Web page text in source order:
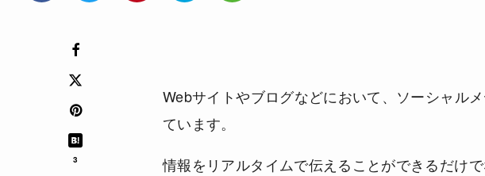
3
Webサイトやブログなどにおいて、ソーシャル
ています。
情報をリアルタイムで伝えることができるだけで